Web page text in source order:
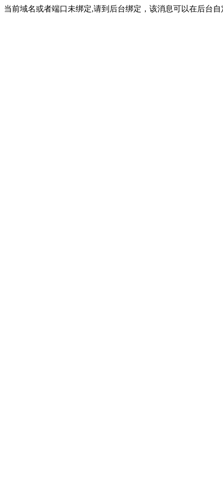
当前域名或者端口未绑定,请到后台绑定，该消息可以在后台自